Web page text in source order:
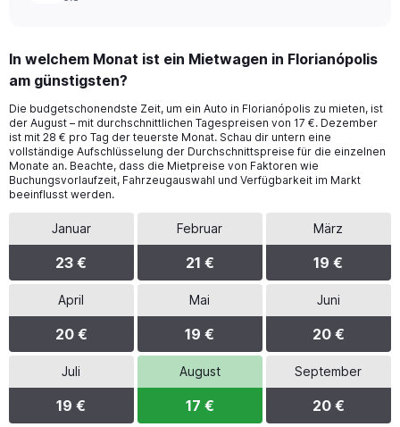
In welchem Monat ist ein Mietwagen in Florianópolis
am günstigsten?
Die budgetschonendste Zeit, um ein Auto in Florianópolis zu mieten, ist
der August – mit durchschnittlichen Tagespreisen von 17 €. Dezember
ist mit 28 € pro Tag der teuerste Monat. Schau dir untern eine
vollständige Aufschlüsselung der Durchschnittspreise für die einzelnen
Monate an. Beachte, dass die Mietpreise von Faktoren wie
Buchungsvorlaufzeit, Fahrzeugauswahl und Verfügbarkeit im Markt
beeinflusst werden.
Januar
23 €
Februar
21 €
März
19 €
April
20 €
Mai
19 €
Juni
20 €
Juli
19 €
August
17 €
September
20 €